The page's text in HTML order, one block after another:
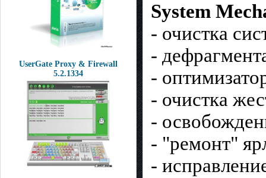
UserGate Proxy & Firewall
5.2.1334
System
- очистка
-
-
- очистка
-
- "ремонт"
-